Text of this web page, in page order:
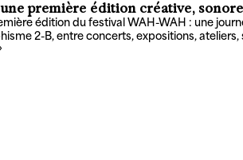
première édition créative,
édition du festival WAH-WAH : une
2-B, entre concerts, expositions,